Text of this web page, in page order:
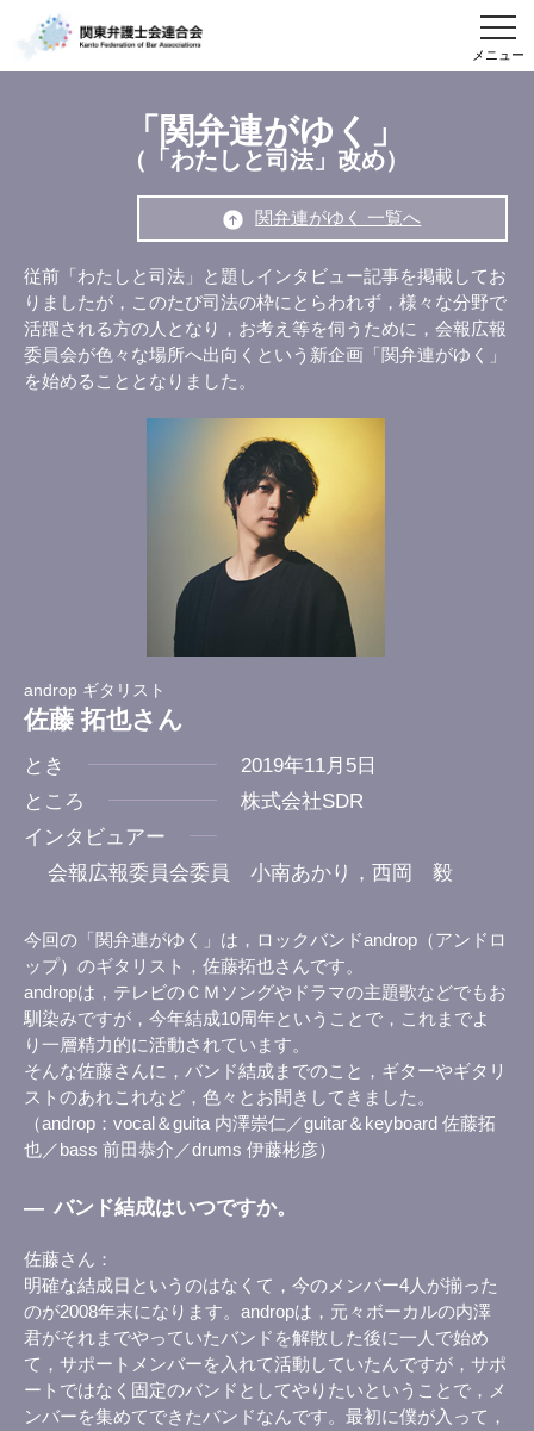
メニュー
「関弁連がゆく」
（「わたしと司法」改め）
関弁連がゆく 一覧へ
従前「わたしと司法」と題しインタビュー記事を掲載してお
りましたが，このたび司法の枠にとらわれず，様々な分野で
活躍される方の人となり，お考え等を伺うために，会報広報
委員会が色々な場所へ出向くという新企画「関弁連がゆく」
を始めることとなりました。
androp ギタリスト
佐藤 拓也さん
とき
2019年11月5日
ところ
株式会社SDR
インタビュアー
会報広報委員会委員 小南あかり，西岡 毅
今回の「関弁連がゆく」は，ロックバンドandrop（アンドロ
ップ）のギタリスト，佐藤拓也さんです。
andropは，テレビのＣＭソングやドラマの主題歌などでもお
馴染みですが，今年結成10周年ということで，これまでよ
り一層精力的に活動されています。
そんな佐藤さんに，バンド結成までのこと，ギターやギタリ
ストのあれこれなど，色々とお聞きしてきました。
（androp：vocal＆guita 内澤崇仁／guitar＆keyboard 佐藤拓
也／bass 前田恭介／drums 伊藤彬彦）
― バンド結成はいつですか。
佐藤さん
明確な結成日というのはなくて，今のメンバー4人が揃った
のが2008年末になります。andropは，元々ボーカルの内澤
君がそれまでやっていたバンドを解散した後に一人で始め
て，サポートメンバーを入れて活動していたんですが，サポ
ートではなく固定のバンドとしてやりたいということで，メ
ンバーを集めてできたバンドなんです。最初に僕が入って，